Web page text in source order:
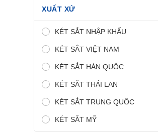
XUẤT XỨ
KÉT SẮT NHẬP KHẨU
KÉT SẮT VIỆT NAM
KÉT SẮT HÀN QUỐC
KÉT SẮT THÁI LAN
KÉT SẮT TRUNG QUỐC
KÉT SẮT MỸ